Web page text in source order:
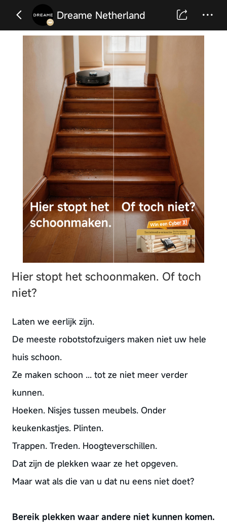
Dreame Netherland
Hier stopt het schoonmaken. Of toch
niet?
Laten we eerlijk zijn.
De meeste robotstofzuigers maken niet uw hele
huis schoon.
Ze maken schoon ... tot ze niet meer verder
kunnen.
Hoeken. Nisjes tussen meubels. Onder
keukenkastjes. Plinten.
Trappen. Treden. Hoogteverschillen.
Dat zijn de plekken waar ze het opgeven.
Maar wat als die van u dat nu eens niet doet?
Bereik plekken waar andere niet kunnen komen.